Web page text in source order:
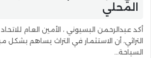
المحلي
أكد عبدالرحمن البسيوني ، الأمين العام
التراثي، أن الاستثمار في التراث يساهم بشكل
السياحة…